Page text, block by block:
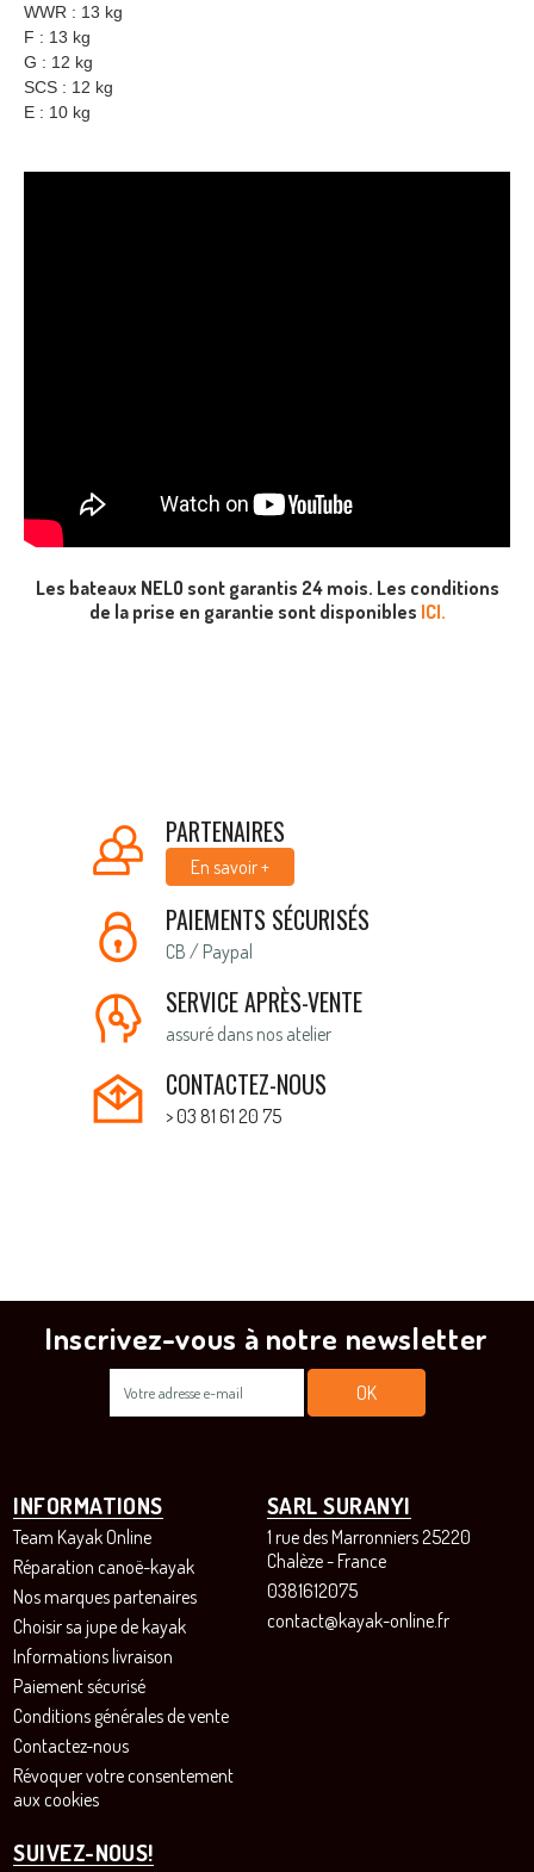
WWR : 13 kg
F : 13 kg
G : 12 kg
SCS : 12 kg
E : 10 kg
Les bateaux NELO sont garantis 24 mois. Les conditions
de la prise en garantie sont disponibles ICI.
PARTENAIRES
En savoir +
PAIEMENTS SÉCURISÉS
CB / Paypal
SERVICE APRÈS-VENTE
assuré dans nos atelier
CONTACTEZ-NOUS
> 03 81 61 20 75
Inscrivez-vous à notre newsletter
INFORMATIONS
Team Kayak Online
Réparation canoë-kayak
Nos marques partenaires
Choisir sa jupe de kayak
Informations livraison
Paiement sécurisé
Conditions générales de vente
Contactez-nous
Révoquer votre consentement
aux cookies
SARL SURANYI
1 rue des Marronniers 25220
Chalèze - France
0381612075
contact@kayak-online.fr
SUIVEZ-NOUS!